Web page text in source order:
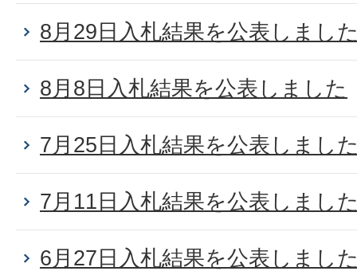
8月29日入札結果を公表しまし
8月8日入札結果を公表しました
7月25日入札結果を公表しまし
7月11日入札結果を公表しまし
6月27日入札結果を公表しまし